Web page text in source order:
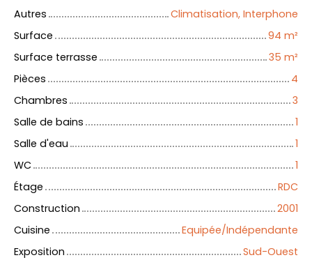
Autres
Climatisation, Interphone
Surface
94 m²
Surface terrasse
35 m²
Pièces
4
Chambres
3
Salle de bains
1
Salle d'eau
1
WC
1
Étage
RDC
Construction
2001
Cuisine
Equipée/Indépendante
Exposition
Sud-Ouest